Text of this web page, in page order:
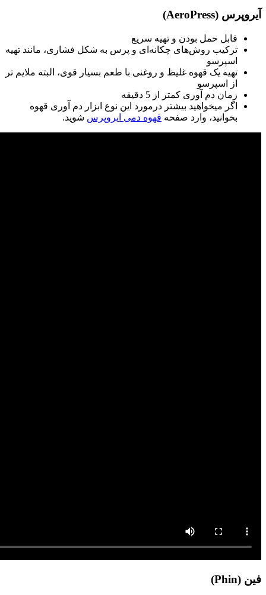
آیروپرس (AeroPress)
قابل حمل بودن و تهیه سریع
ترکیب روش‌های چکانه‌ای و پرس به شکل فشاری، مانند تهیه
اسپرسو
تهیه یک قهوه غلیظ و روغنی با طعم بسیار قوی، البته ملایم تر
از اسپرسو
زمان دم آوری کمتر از 5 دقیقه
اگر میخواهید بیشتر درمورد این نوع ابزار دم آوری قهوه
بخوانید، وارد صفحه قهوه دمی ایروپرس شوید.
فین (Phin)